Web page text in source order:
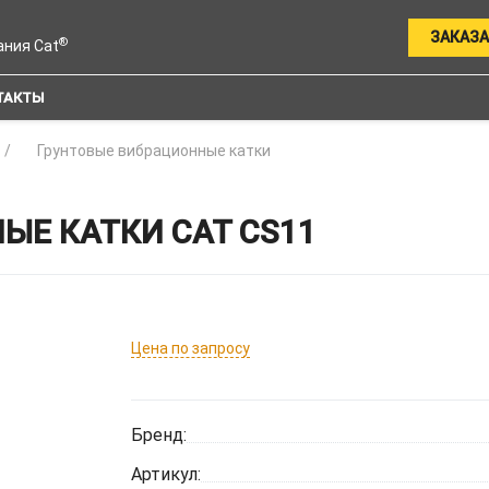
Cat®
Грунтовые вибрационные катки
КАТКИ CAT CS11
Цена по запросу
Бренд:
Артикул: